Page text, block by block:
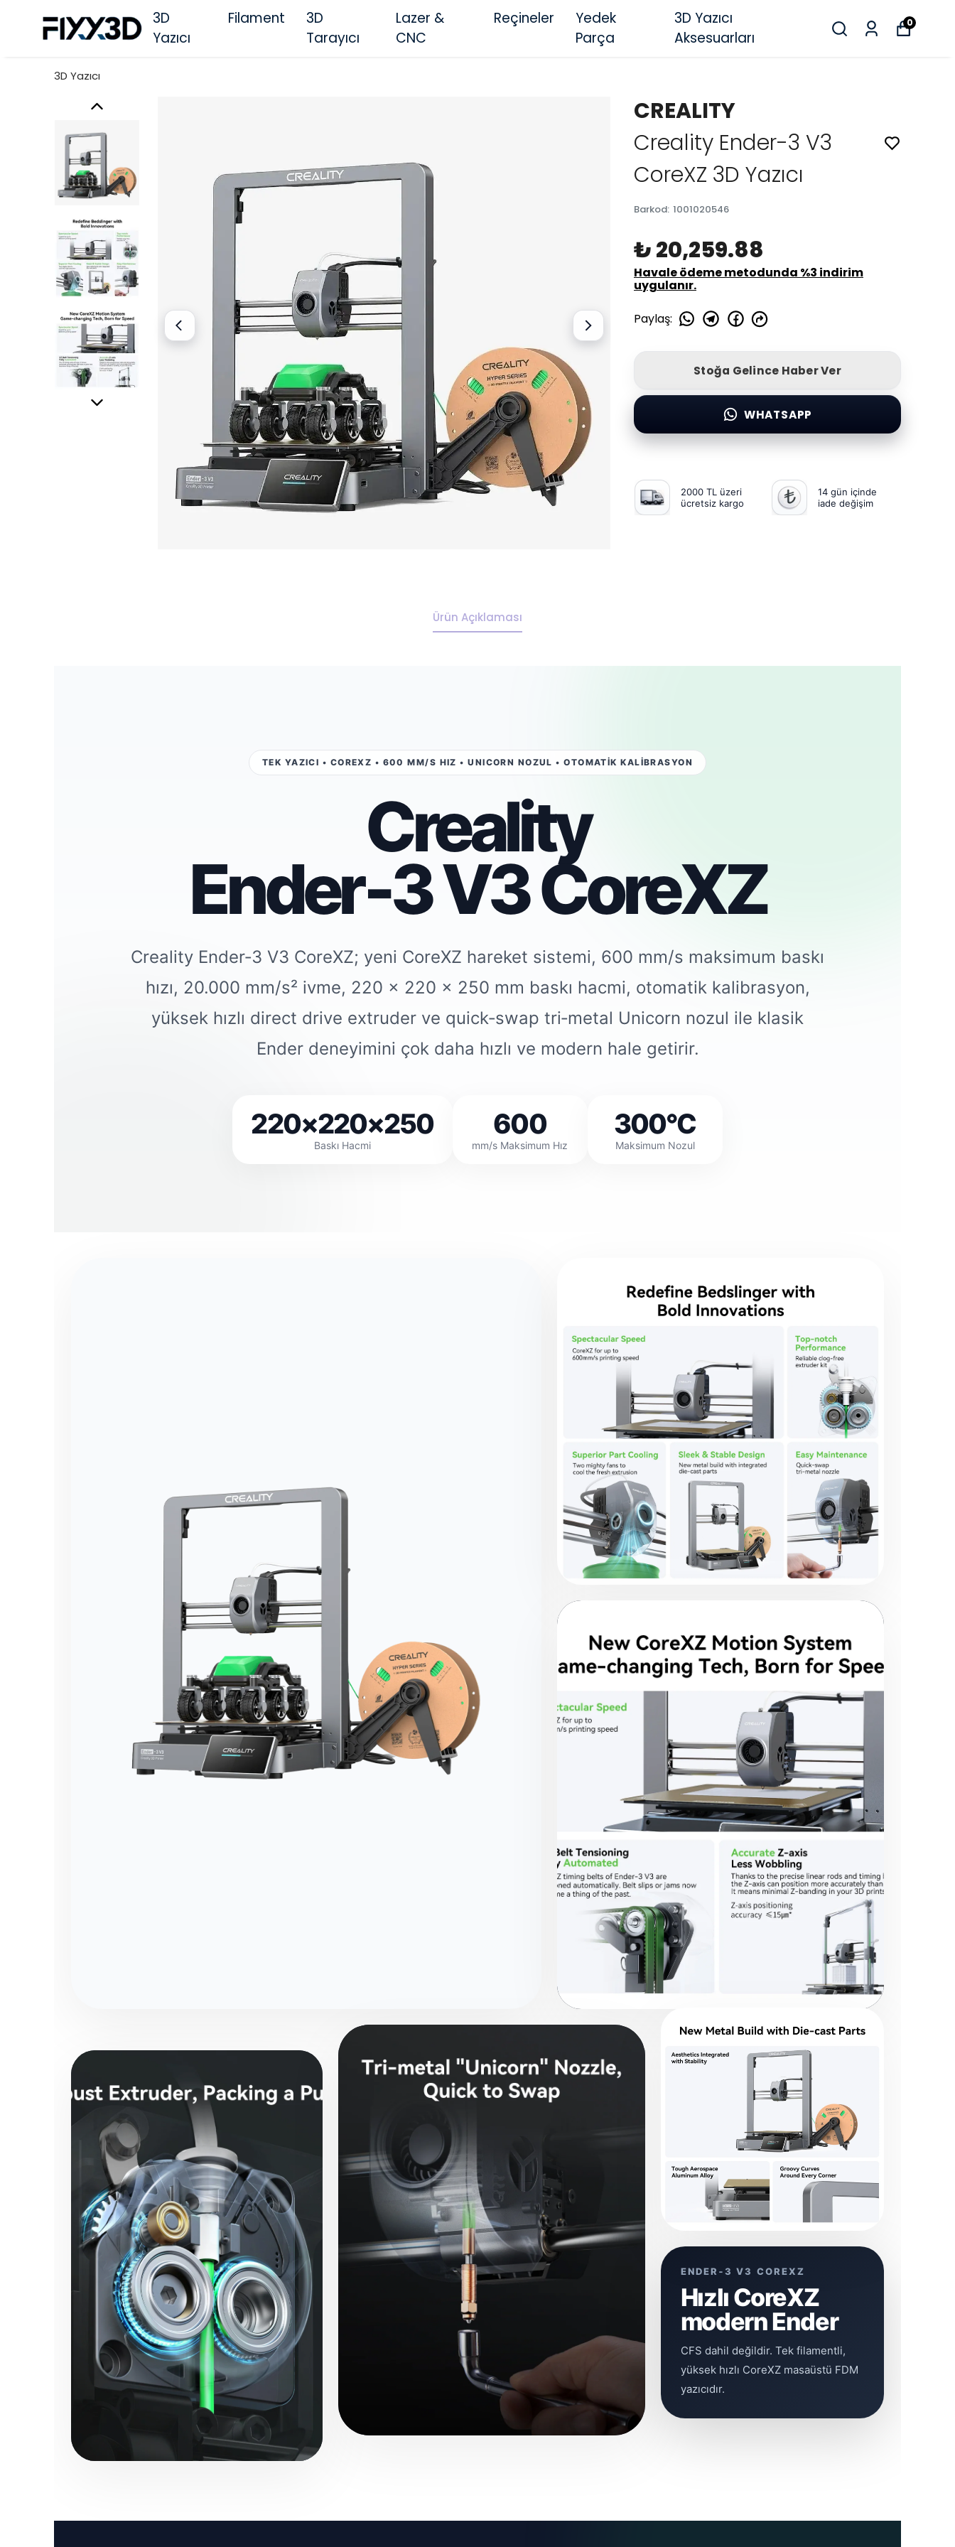
3D
Yazıcı
Filament
3D
Tarayıcı
Lazer &
CNC
Reçineler
Yedek
Parça
3D Yazıcı
Aksesuarları
0
3D Yazıcı
CREALITY
Creality Ender-3 V3
CoreXZ 3D Yazıcı
Barkod: 1001020546
₺ 20,259.88
Havale ödeme metodunda %3 indirim
uygulanır.
Paylaş:
Stoğa Gelince Haber Ver
WHATSAPP
2000 TL üzeri
ücretsiz kargo
14 gün içinde
iade değişim
Ürün Açıklaması
TEK YAZICI • COREXZ • 600 MM/S HIZ • UNICORN NOZUL • OTOMATİK KALİBRASYON
Creality
Ender‑3 V3 CoreXZ
Creality Ender‑3 V3 CoreXZ; yeni CoreXZ hareket sistemi, 600 mm/s maksimum baskı
hızı, 20.000 mm/s² ivme, 220 × 220 × 250 mm baskı hacmi, otomatik kalibrasyon,
yüksek hızlı direct drive extruder ve quick‑swap tri‑metal Unicorn nozul ile klasik
Ender deneyimini çok daha hızlı ve modern hale getirir.
220×220×250
Baskı Hacmi
600
mm/s Maksimum Hız
300°C
Maksimum Nozul
ENDER‑3 V3 COREXZ
Hızlı CoreXZ
modern Ender
CFS dahil değildir. Tek filamentli,
yüksek hızlı CoreXZ masaüstü FDM
yazıcıdır.